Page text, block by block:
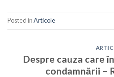
Posted inArticole
Despre cauza care
condamnării –